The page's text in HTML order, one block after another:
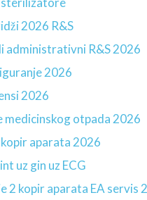
2026 R&S
administrativni R&S 2026
2026
2026
medicinskog otpada 2026
aparata 2026
uz gin uz ECG
2 kopir aparata EA servis